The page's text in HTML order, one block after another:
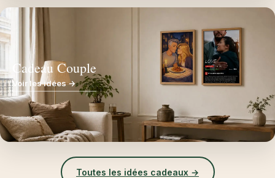
Cadeau Couple
Voir les idées →
Toutes les idées cadeaux →